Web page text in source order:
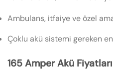
Ambulans, itfaiye ve özel
Çoklu akü sistemi gereken
165 Amper Akü